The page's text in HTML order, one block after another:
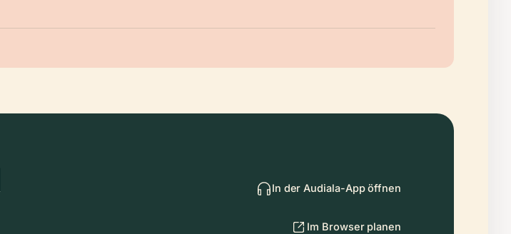
In der Audiala-App öffnen
Im Browser planen